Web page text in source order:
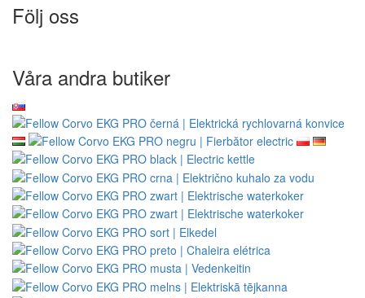
Följ oss
Våra andra butiker